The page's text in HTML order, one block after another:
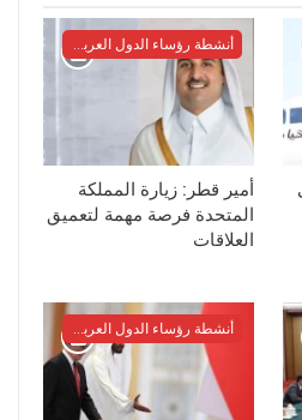
أنشطة رؤساء الدول العربية والأوربية
أمير قطر: زيارة المملكة
المتحدة فرصة مهمة لتعميق
العلاقات
أنشطة رؤساء الدول العربية والأوربية